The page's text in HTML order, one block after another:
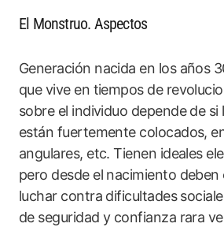
El Monstruo. Aspectos
Generación nacida en los años
que vive en tiempos de
sobre el individuo depende de si
están fuertemente colocados,
angulares, etc. Tienen ideales
pero desde el nacimiento
luchar contra dificultades
de seguridad y confianza rara